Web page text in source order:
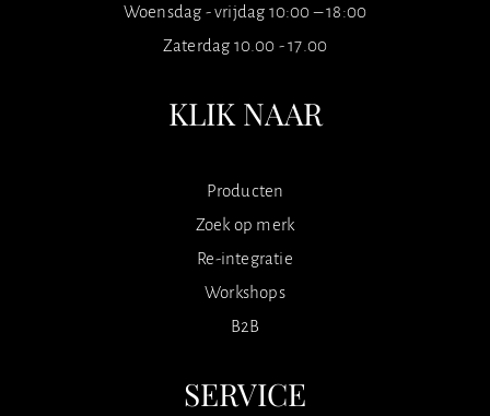
Woensdag - vrijdag 10:00 – 18:00
Zaterdag 10.00 - 17.00
KLIK NAAR
Producten
Zoek op merk
Re-integratie
Workshops
B2B
SERVICE